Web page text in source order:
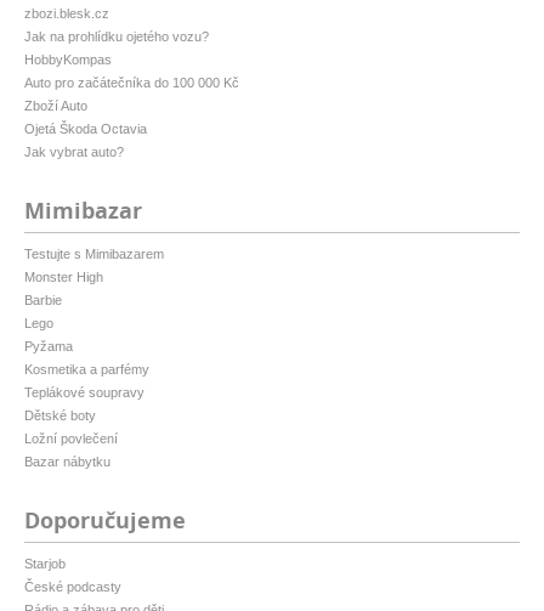
zbozi.blesk.cz
Jak na prohlídku ojetého vozu?
HobbyKompas
Auto pro začátečníka do 100 000 Kč
Zboží Auto
Ojetá Škoda Octavia
Jak vybrat auto?
Mimibazar
Testujte s Mimibazarem
Monster High
Barbie
Lego
Pyžama
Kosmetika a parfémy
Teplákové soupravy
Dětské boty
Ložní povlečení
Bazar nábytku
Doporučujeme
Starjob
České podcasty